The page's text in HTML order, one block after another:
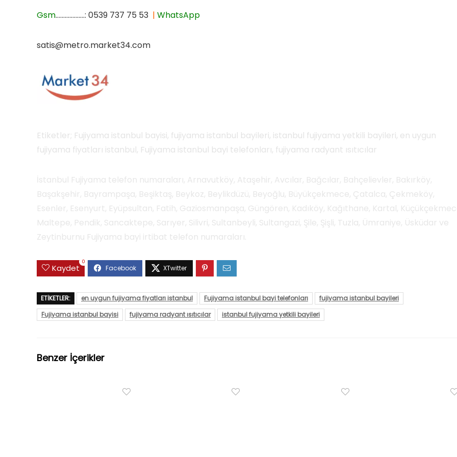
Gsm……………….: 0539 737 75 53 | WhatsApp
satis@metro.market34.com
Etiketler; Fujiyama istanbul bayisi, fujiyama istanbul bayileri, istanbul fujiyama yetkili bayileri, en uygun
fujiyama fiyatları istanbul, Fujiyama istanbul bayi telefonları, fujiyama radyant ısıtıcılar
İstanbul Fujiyama telefon numaraları, Arnavutköy, Ataşehir, Avcılar, Bağcılar, Bahçelievler, Bakırköy,
Başakşehir, Bayrampaşa, Beşiktaş, Beykoz, Beylikdüzü, Beyoğlu, Büyükçekmece, Çatalca, Çekmeköy,
Esenler, Esenyurt, Eyüpsultan, Fatih, Gaziosmanpaşa, Güngören, Kadıköy, Kağıthane, Kartal,
Maltepe, Pendik, Sancaktepe, Sarıyer, Silivri, Sultanbeyli, Sultangazi, Şile, Şişli, Tuzla, Ümraniye, Üsküdar ve
Zeytinburnu Fujiyama bayi irtibat telefon numaraları.
Kaydet
0
ETIKETLER: en uygun fujiyama fiyatları istanbul Fujiyama istanbul bayi telefonları
fujiyama istanbul bayileri
Fujiyama istanbul bayisi
fujiyama radyant ısıtıcılar istanbul fujiyama yetkili bayileri
Benzer İçerikler